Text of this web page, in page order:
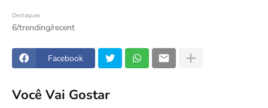
Destaques
6/trending/recent
Facebook
Você Vai Gostar